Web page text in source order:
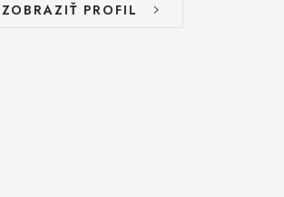
ZOBRAZIŤ PROFIL